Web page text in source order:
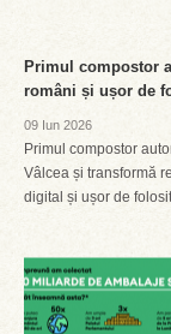
Primul compostor
români și ușor de
09 Iun 2026
Primul compostor
Vâlcea și transformă
digital și ușor de